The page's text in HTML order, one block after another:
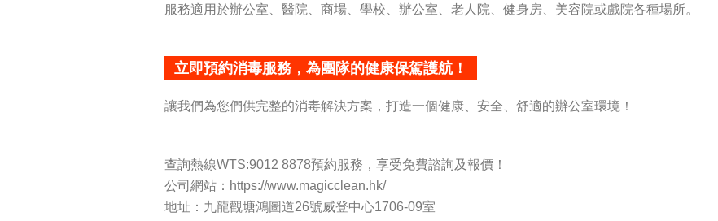
服務適用於辦公室、醫院、商場、學校、辦公室、老人院、健身房、美容院或戲院各種場所。
立即預約消毒服務，為團隊的健康保駕護航！
讓我們為您們供完整的消毒解決方案，打造一個健康、安全、舒適的辦公室環境！
查詢熱線WTS:9012 8878預約服務，享受免費諮詢及報價！
公司網站：https://www.magicclean.hk/
地址：九龍觀塘鴻圖道26號威登中心1706-09室